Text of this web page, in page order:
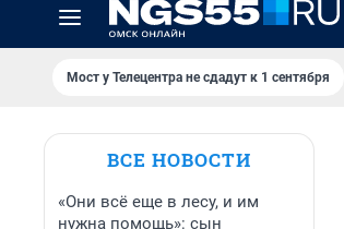
Мост у Телецентра не сдадут к 1 сентября
ВСЕ НОВОСТИ
«Они всё еще в лесу, и им
нужна помощь»: сын